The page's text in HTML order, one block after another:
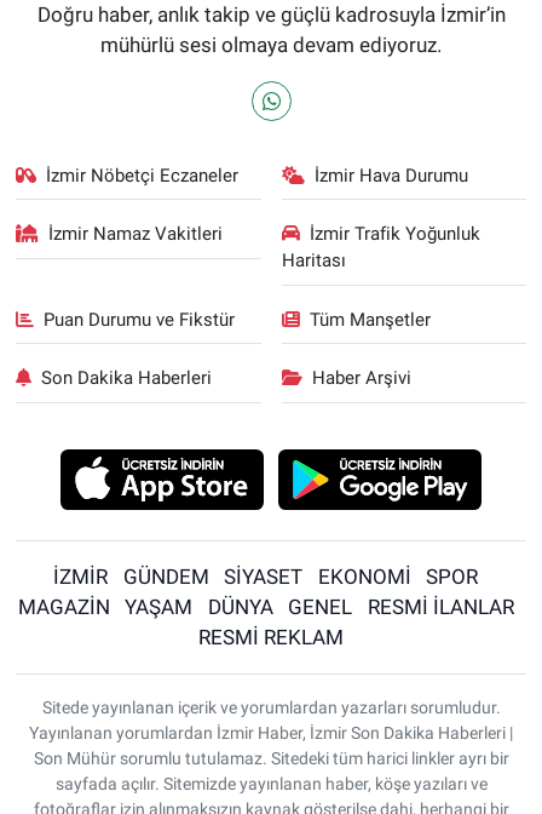
Doğru haber, anlık takip ve güçlü kadrosuyla İzmir’in
mühürlü sesi olmaya devam ediyoruz.
İzmir Nöbetçi Eczaneler İzmir Hava Durumu
İzmir Namaz Vakitleri
İzmir Trafik Yoğunluk
Haritası
Puan Durumu ve Fikstür Tüm Manşetler
Son Dakika Haberleri Haber Arşivi
İZMİR GÜNDEM SİYASET EKONOMİ
SPOR
MAGAZİN
YAŞAM DÜNYA GENEL
RESMİ İLANLAR
RESMİ REKLAM
Sitede yayınlanan içerik ve yorumlardan yazarları sorumludur.
Yayınlanan yorumlardan İzmir Haber, İzmir Son Dakika Haberleri |
Son Mühür sorumlu tutulamaz. Sitedeki tüm harici linkler ayrı bir
sayfada açılır. Sitemizde yayınlanan haber, köşe yazıları ve
fotoğraflar izin alınmaksızın kaynak gösterilse dahi, herhangi bir